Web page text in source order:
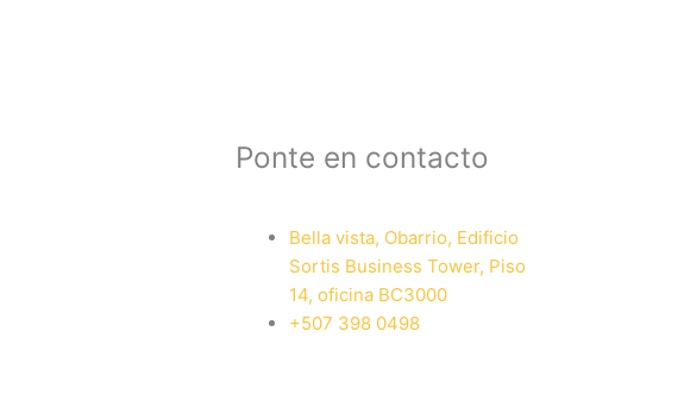
Ponte en contacto
Bella vista, Obarrio, Edificio
Sortis Business Tower, Piso
14, oficina BC3000
+507 398 0498